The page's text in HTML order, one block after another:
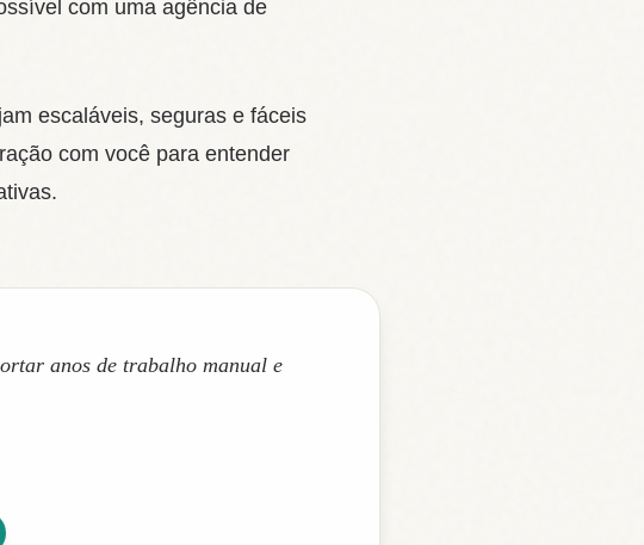
com uma agência de
escaláveis, seguras e fáceis
com você para entender
anos de trabalho manual e